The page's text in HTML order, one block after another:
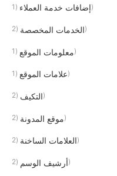
إضافات خدمة العملاء(1)
الخدمات المخصصة(2)
معلومات الموقع(1)
علامات الموقع(1)
التكيف(2)
موقع المدونة(2)
العلامات الساخنة(2)
أرشيف الوسم(2)